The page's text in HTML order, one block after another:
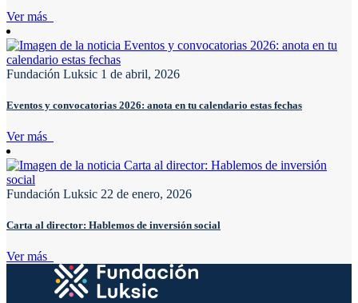
Ver más
Fundación Luksic 1 de abril, 2026
Eventos y convocatorias 2026: anota en tu calendario estas fechas
Ver más
Fundación Luksic 22 de enero, 2026
Carta al director: Hablemos de inversión social
Ver más